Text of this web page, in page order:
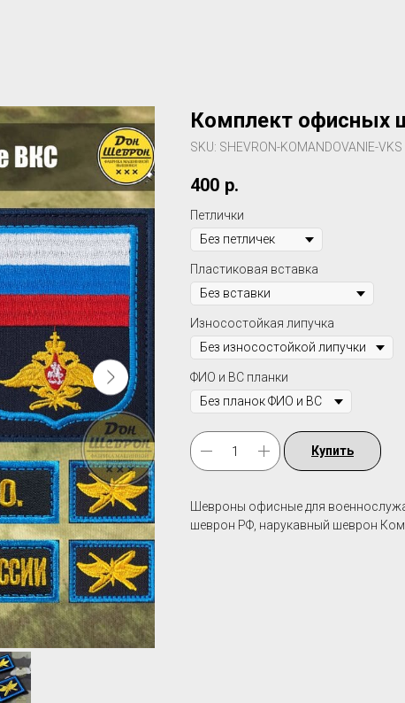
Комплект офисных
SKU: SHEVRON-KOMANDOVANIE-VKS
400 р.
Петлички
Пластиковая вставка
Износостойкая липучка
ФИО и ВС планки
Купить
Шевроны офисные для
шеврон РФ, нарукавный шеврон